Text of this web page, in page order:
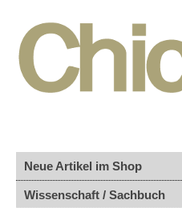
Neue Artikel im Shop
Wissenschaft / Sachbuch